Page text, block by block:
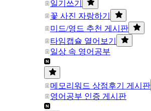
일기쓰기
꽃 사진 자랑하기
미드/영드 추천 게시판
타임캡슐 열어보기
일상 속 영어공부
메모리워드 상점후기 게시판
영어공부 인증 게시판